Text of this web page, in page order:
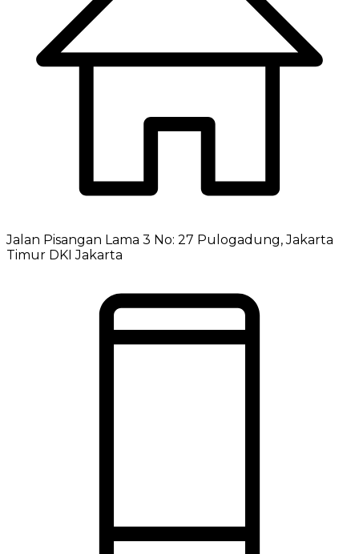
Jalan Pisangan Lama 3 No: 27 Pulogadung, Jakarta
Timur DKI Jakarta